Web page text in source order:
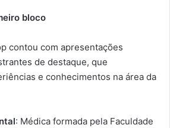
bloco
contou com apresentações
de destaque, que
e conhecimentos na área da
: Médica formada pela Faculdade